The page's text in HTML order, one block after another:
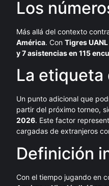
Los
Más allá del contexto
América. Con Tigres UANL
y 7 asistencias en 115
La etiqueta
Un punto adicional que
partir del próximo torneo,
2026. Este factor
cargadas de extranjeros
Definición
Con el tiempo jugando en